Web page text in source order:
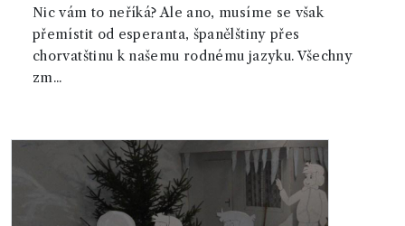
Nic vám to neříká? Ale ano, musíme se však
přemístit od esperanta, španělštiny přes
chorvatštinu k našemu rodnému jazyku. Všechny
zm...